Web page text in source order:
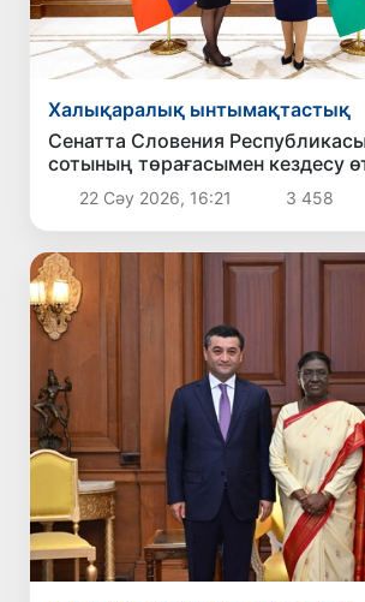
Халықаралық ынтымақтастық
Сенатта Словения
сотының төрағасымен кездесу
22 Сәу 2026, 16:21 3 458